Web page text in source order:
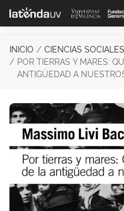
Saltar al contenido principal
INICIO CIENCIAS SOCIALES
POR TIERRAS Y MARES:
ANTIGÜEDAD A